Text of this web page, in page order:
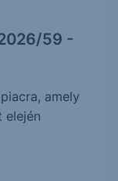
59 -
amely
elején